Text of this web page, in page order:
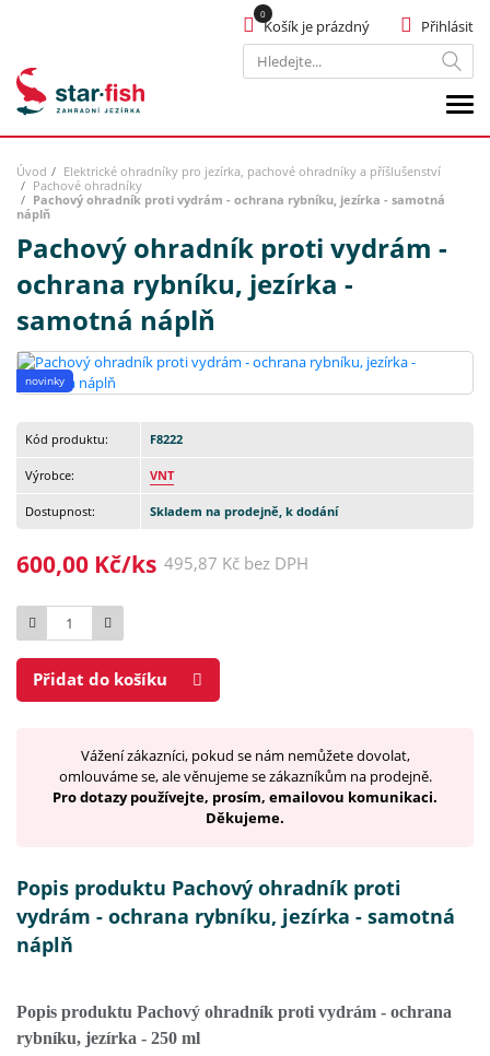
Hledat
Přihlásit
Košík je prázdný
Úvod
Elektrické ohradníky pro jezírka, pachové ohradníky a příšlušenství
Pachové ohradníky
Pachový ohradník proti vydrám - ochrana rybníku, jezírka - samotná
náplň
Pachový ohradník proti vydrám -
ochrana rybníku, jezírka -
samotná náplň
novinky
Kód produktu: F8222
Výrobce: VNT
Dostupnost: Skladem na prodejně, k dodání
600,00 Kč/ks 495,87 Kč bez DPH
Počet
Přidat do košíku
Vážení zákazníci, pokud se nám nemůžete dovolat,
omlouváme se, ale věnujeme se zákazníkům na prodejně.
Pro dotazy používejte, prosím, emailovou komunikaci.
Děkujeme.
Popis produktu Pachový ohradník proti
vydrám - ochrana rybníku, jezírka - samotná
náplň
Popis produktu Pachový ohradník proti vydrám - ochrana
rybníku, jezírka - 250 ml